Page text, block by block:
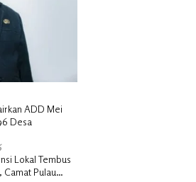
ADD Mei
Desa
Lokal Tembus
Camat Pulau